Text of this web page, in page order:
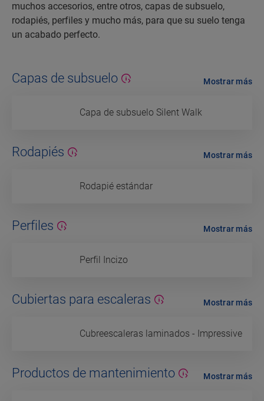
muchos accesorios, entre otros, capas de subsuelo,
rodapiés, perfiles y mucho más, para que su suelo tenga
un acabado perfecto.
Capas de subsuelo
Capa de subsuelo Silent Walk
Mostrar más
Rodapiés
Rodapié estándar
Mostrar más
Perfiles
Perfil Incizo
Mostrar más
Cubiertas para escaleras
Cubreescaleras laminados - Impressive
Mostrar más
Productos de mantenimiento Mostrar más